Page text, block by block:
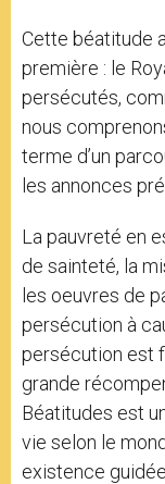
Cette béatitude
première : le
persécutés,
nous
terme d’un
les annonces
La pauvreté en
de sainteté, la
les oeuvres de
persécution à
persécution est
grande
Béatitudes est
vie selon le
existence